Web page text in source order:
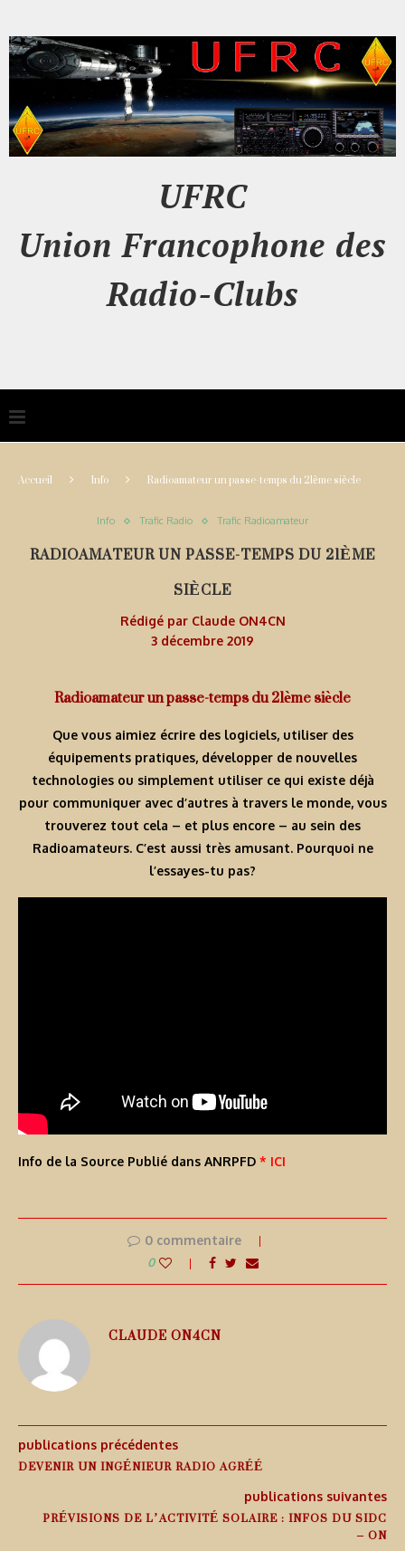
UFRC
Union Francophone des
Radio-Clubs
Accueil Info Radioamateur un passe-temps du 21ème siècle
Info Trafic Radio Trafic Radioamateur
RADIOAMATEUR UN PASSE-TEMPS DU 21ÈME
SIÈCLE
Rédigé par Claude ON4CN
3 décembre 2019
Radioamateur un passe-temps du 21ème siècle
Que vous aimiez écrire des logiciels, utiliser des
équipements pratiques, développer de nouvelles
technologies ou simplement utiliser ce qui existe déjà
pour communiquer avec d’autres à travers le monde, vous
trouverez tout cela – et plus encore – au sein des
Radioamateurs. C’est aussi très amusant. Pourquoi ne
l’essayes-tu pas?
Info de la Source Publié dans ANRPFD * ICI
0 commentaire
0
CLAUDE ON4CN
publications précédentes
DEVENIR UN INGÉNIEUR RADIO AGRÉÉ
publications suivantes
PRÉVISIONS DE L’ACTIVITÉ SOLAIRE : INFOS DU SIDC
– ON